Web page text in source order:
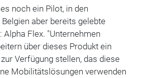
noch ein Pilot, in den
aber bereits gelebte
: Alpha Flex. "Unternehmen
über dieses Produkt ein
Verfügung stellen, das diese
Mobilitätslösungen verwenden